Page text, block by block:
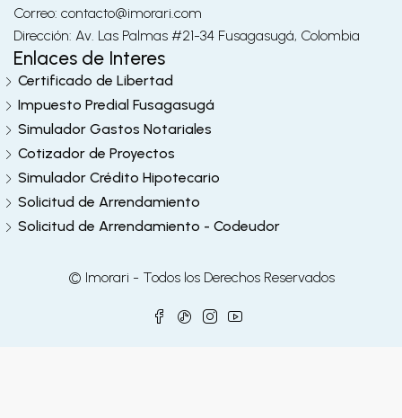
Correo: contacto@imorari.com
Dirección: Av. Las Palmas #21-34 Fusagasugá, Colombia
Enlaces de Interes
Certificado de Libertad
Impuesto Predial Fusagasugá
Simulador Gastos Notariales
Cotizador de Proyectos
Simulador Crédito Hipotecario
Solicitud de Arrendamiento
Solicitud de Arrendamiento - Codeudor
© Imorari - Todos los Derechos Reservados